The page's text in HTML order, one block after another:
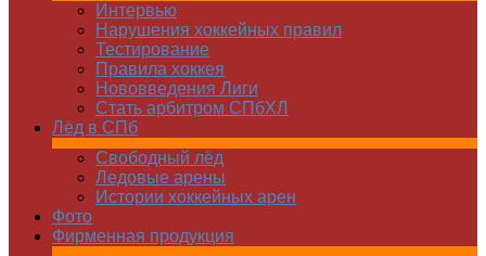
Интервью
Нарушения хоккейных правил
Тестирование
Правила хоккея
Нововведения Лиги
Стать арбитром СПбХЛ
Лёд в СПб
Свободный лёд
Ледовые арены
Истории хоккейных арен
Фото
Фирменная продукция